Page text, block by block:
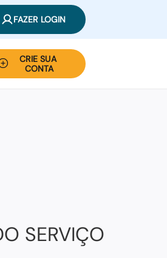
FAZER LOGIN
CRIE SUA
CONTA
SERVIÇO